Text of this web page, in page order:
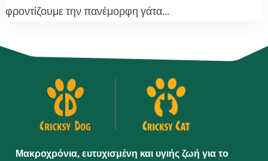
φροντίζουμε την πανέμορφη γάτα...
Μακροχρόνια, ευτυχισμένη και υγιής ζωή για το